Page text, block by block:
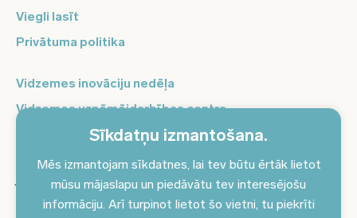
Sīkdatņu izmantošana.
Mēs izmantojam sīkdatnes, lai tev būtu ērtāk lietot
mūsu mājaslapu un piedāvātu tev interesējošu
informāciju. Arī turpinot lietot šo vietni, tu piekrīti
Viegli lasīt
Privātuma politika
Vidzemes inovāciju nedēļa
Vidzemes uzņēmējdarbības centrs
Balso Vidzeme
Pierakstieties jaunumiem un saņemiet aktuālākos
jaunumus savā e-pastā!